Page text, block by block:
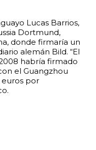
Lucas Barrios,
Dortmund,
donde firmaría un
alemán Bild. “El
habría firmado
el Guangzhou
euros por